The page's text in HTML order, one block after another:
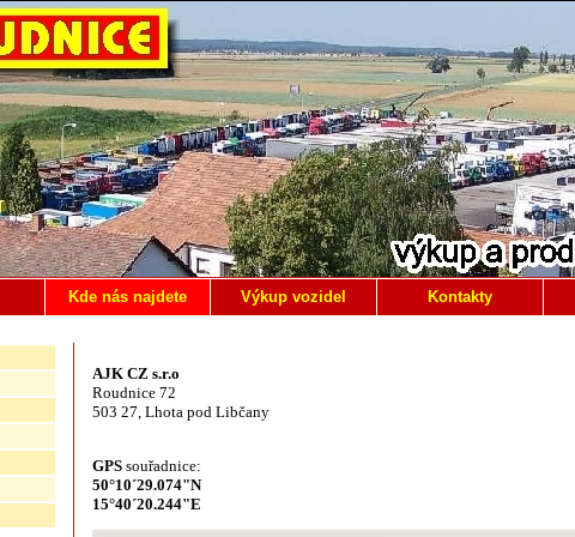
Kde nás najdete Výkup vozidel Kontakty
AJK CZ s.r.o
Roudnice 72
503 27, Lhota pod Libčany
GPSsouřadnice:
50°10´29.074"N
15°40´20.244"E